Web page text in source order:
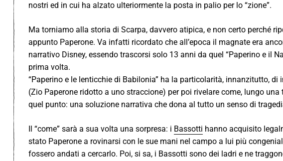
nostri ed in cui ha alzato ulteriormente la posta in palio per lo “zione”.
Ma torniamo alla storia di Scarpa, davvero atipica, e non certo perché
appunto Paperone. Va infatti ricordato che all’epoca il magnate era
narrativo Disney, essendo trascorsi solo 13 anni da quel “Paperino e il
prima volta.
“Paperino e le lenticchie di Babilonia” ha la particolarità, innanzitutto,
(Zio Paperone ridotto a uno straccione) per poi rivelare come, lungo
quel punto: una soluzione narrativa che dona al tutto un senso di
Il “come” sarà a sua volta una sorpresa: i Bassotti hanno acquisito
stato Paperone a rovinarsi con le sue mani nel campo a lui più
fossero andati a cercarlo. Poi, si sa, i Bassotti sono dei ladri e ne